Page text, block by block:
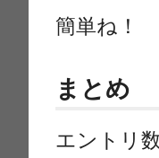
簡単ね！
まとめ
エントリ